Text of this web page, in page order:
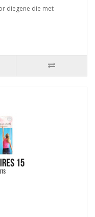
diegene die met